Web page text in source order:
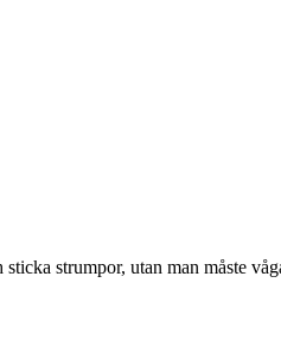
strumpor, utan man måste